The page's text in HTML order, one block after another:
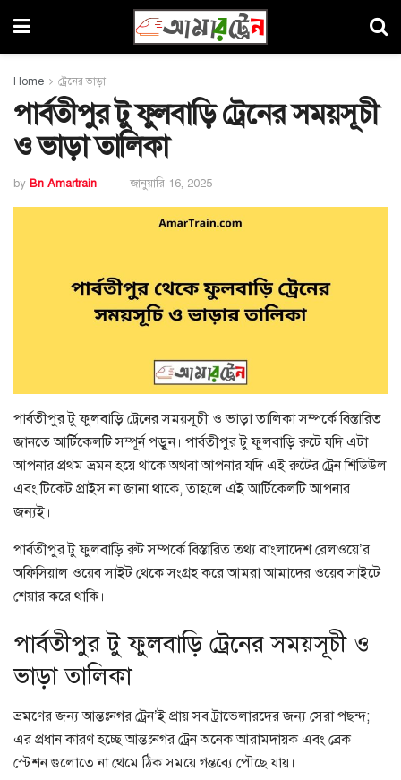
Home ট্রেনের ভাড়া
পার্বতীপুর টু ফুলবাড়ি ট্রেনের সময়সূচী
ও ভাড়া তালিকা
by Bn Amartrain জানুয়ারি 16, 2025
পার্বতীপুর টু ফুলবাড়ি ট্রেনের সময়সূচী ও ভাড়া তালিকা সম্পর্কে বিস্তারিত
জানতে আর্টিকেলটি সম্পূর্ন পড়ুন। পার্বতীপুর টু ফুলবাড়ি রুটে যদি এটা
আপনার প্রথম ভ্রমন হয়ে থাকে অথবা আপনার যদি এই রুটের ট্রেন শিডিউল
এবং টিকেট প্রাইস না জানা থাকে, তাহলে এই আর্টিকেলটি আপনার
জন্যই।
পার্বতীপুর টু ফুলবাড়ি রুট সম্পর্কে বিস্তারিত তথ্য বাংলাদেশ রেলওয়ে’র
অফিসিয়াল ওয়েব সাইট থেকে সংগ্রহ করে আমরা আমাদের ওয়েব সাইটে
শেয়ার করে থাকি।
পার্বতীপুর টু ফুলবাড়ি ট্রেনের সময়সূচী ও
ভাড়া তালিকা
ভ্রমণের জন্য আন্তঃনগর ট্রেন’ই প্রায় সব ট্রাভেলারদের জন্য সেরা পছন্দ;
এর প্রধান কারণ হচ্ছে আন্তঃনগর ট্রেন অনেক আরামদায়ক এবং ব্রেক
স্টেশন গুলোতে না থেমে ঠিক সময়ে গন্তব্যে পৌছে যায়।